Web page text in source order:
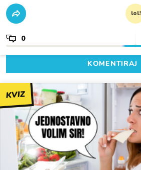
lol!
0
KOMENTIRAJ
KVIZ